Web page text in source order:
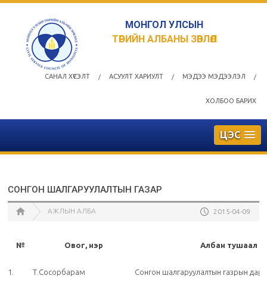
МОНГОЛ УЛСЫН
ТӨРИЙН АЛБАНЫ ЗӨВЛӨЛ
САНАЛ ХҮСЭЛТ / АСУУЛТ ХАРИУЛТ / МЭДЭЭ МЭДЭЭЛЭЛ /
ХОЛБОО БАРИХ
ЦЭС
СОНГОН ШАЛГАРУУЛАЛТЫН ГАЗАР
АЖЛЫН АЛБА 2015-04-09
№ Овог, нэр Албан тушаал
1. Т.Сосорбарам Сонгон шалгаруулалтын газрын